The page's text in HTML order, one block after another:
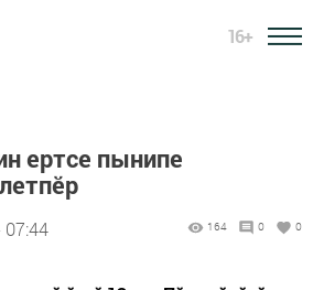
16+
ертсе пынипе
07:44 164 0 0